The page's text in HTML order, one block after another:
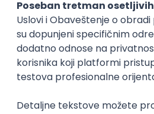
Istaknuti poslodavci